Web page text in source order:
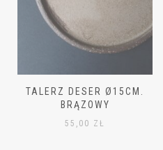
MISKA MAŁA Ø11CM,
BRĄZOWA
42,00 ZŁ